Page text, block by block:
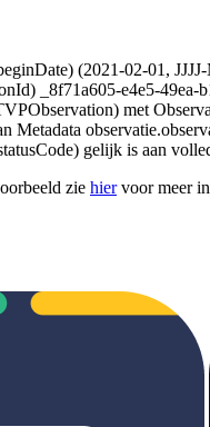
(2021-02-01,
_8f71a605-e4e5-
met
Metadata
gelijk is aan
zie hiervoor meer